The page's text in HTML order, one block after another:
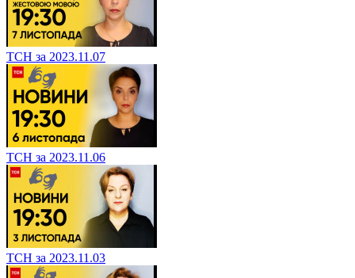
ТСН за 2023.11.07
ТСН за 2023.11.06
ТСН за 2023.11.03